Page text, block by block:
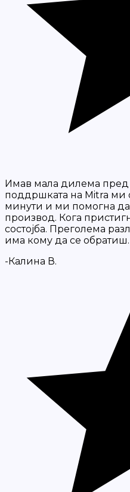
Имав мала дилема пред
поддршката на Mitra ми
минути и ми помогна
производ. Кога
состојба. Преголема
има кому да се обратиш.
-Калина В.